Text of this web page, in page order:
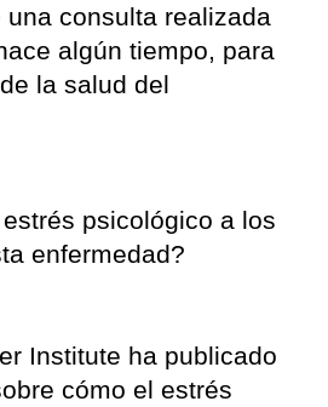
consulta realizada
algún tiempo, para
la salud del
psicológico a los
enfermedad?
Institute ha publicado
cómo el estrés